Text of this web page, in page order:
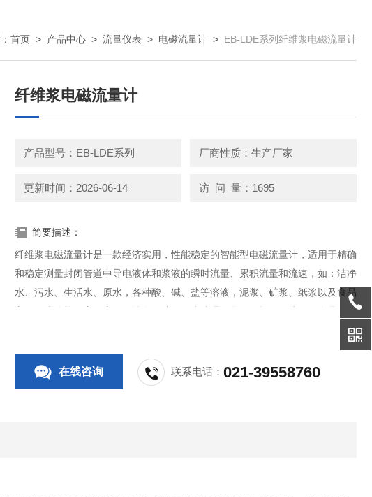
首页 > 产品中心 > 流量仪表 > 电磁流量计 > EB-LDE系列纤维浆电磁流量计
纤维浆电磁流量计
产品型号：EB-LDE系列 厂商性质：生产厂家
更新时间：2026-06-14 访 问 量：1695
简要描述：
纤维浆电磁流量计是一款经济实用，性能稳定的智能型电磁流量计，适用于精确
和稳定测量封闭管道中导电液体和浆液的瞬时流量、累积流量和流速，如：洁净
水、污水、生活水、原水，各种酸、碱、盐等溶液，泥浆、矿浆、纸浆以及食品
方面的液体等，广泛应用于冶金、造纸、水处理、化工、轻工、纺织、食品及饮
在线咨询 联系电话：021-39558760